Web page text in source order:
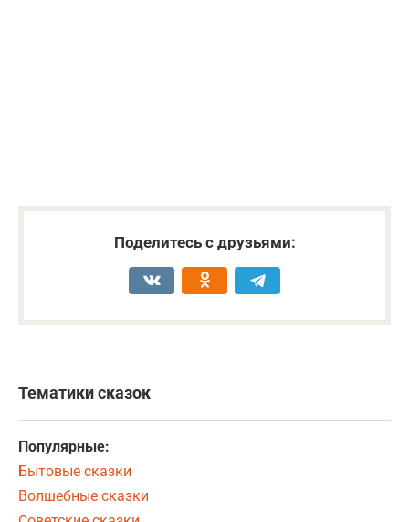
Поделитесь с друзьями:
Тематики сказок
Популярные:
Бытовые сказки
Волшебные сказки